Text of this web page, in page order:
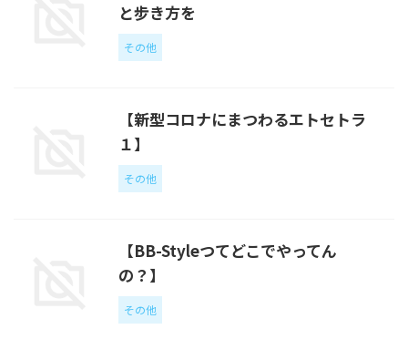
と步き方を
その他
【新型コロナにまつわるエトセトラ
１】
その他
【BB-Styleつてどこでやってん
の？】
その他